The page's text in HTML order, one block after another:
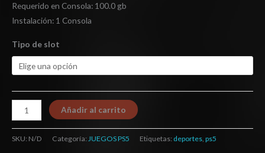
Requerido en Consola: 100.0 gb
Instalación: 1 Consola
Tipo de slot
Añadir al carrito
SKU: N/D Categoría: JUEGOS PS5 Etiquetas: deportes, ps5